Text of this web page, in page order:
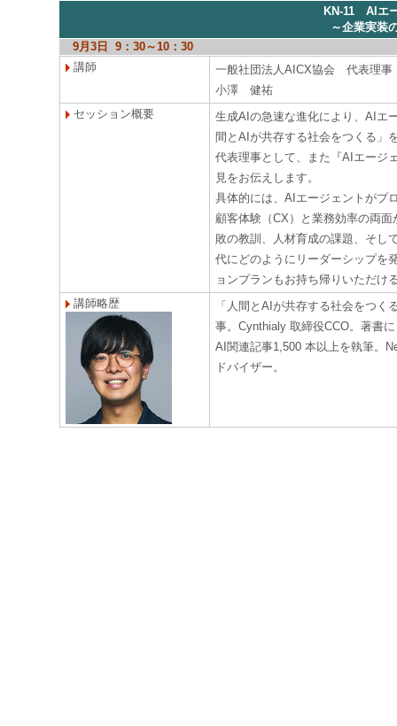
KN-11 AIエ
～企業実装
9月3日 9：30～10：30
講師
一般社団法人AICX協会 代表理事
小澤 健祐
セッション概要
生成AIの急速な進化により、AIエ
間とAIが共存する社会をつくる」
代表理事として、また『AIエージ
見をお伝えします。
具体的には、AIエージェントがプ
顧客体験（CX）と業務効率の両
敗の教訓、人材育成の課題、そし
代にどのようにリーダーシップを
ョンプランもお持ち帰りいただけ
講師略歴
「人間とAIが共存する社会をつ
事。Cynthialy 取締役CCO。著書
AI関連記事1,500 本以上を執筆。
ドバイザー。